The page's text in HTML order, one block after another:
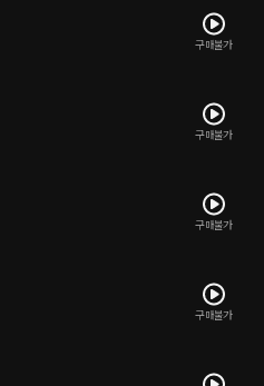
구매불가
구매불가
구매불가
구매불가